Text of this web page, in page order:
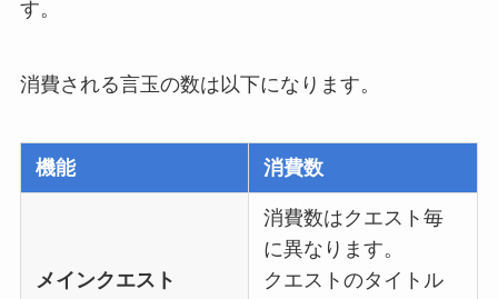
す。
消費される言玉の数は以下になります。
機能 消費数
メインクエスト
消費数はクエスト毎
に異なります。
クエストのタイトル